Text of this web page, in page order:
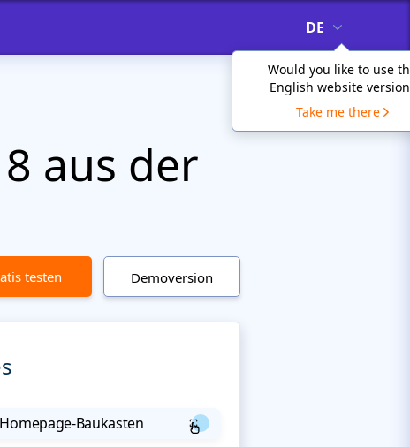
DE
Would you like to use
English website
Take me there
aus der
testen Demoversion
Baukasten